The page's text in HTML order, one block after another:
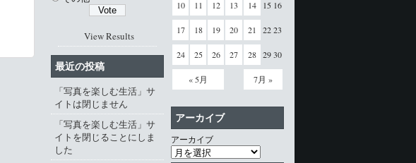
« 5月 7月 »
10 11 12 13 14 15 16
17 18 19 20 21 22 23
24 25 26 27 28 29 30
アーカイブ
アーカイブ
View Results
最近の投稿
「写真を楽しむ生活」サ
イトは閉じません
「写真を楽しむ生活」サ
イトを閉じることにしま
した